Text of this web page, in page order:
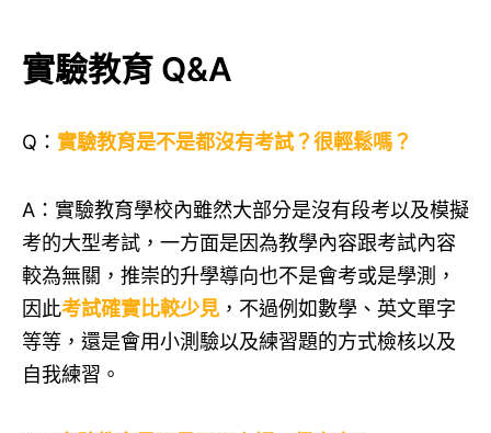
實驗教育 Q&A
Q： 實驗教育是不是都沒有考試？很輕鬆嗎？
A：實驗教育學校內雖然大部分是沒有段考以及模擬
考的大型考試，一方面是因為教學內容跟考試內容
較為無關，推崇的升學導向也不是會考或是學測，
因此考試確實比較少見 ，不過例如數學、英文單字
等等，還是會用小測驗以及練習題的方式檢核以及
自我練習。